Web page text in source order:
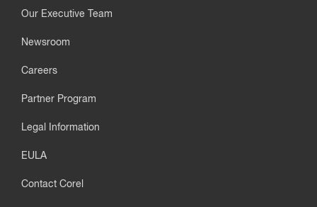
Our Executive Team
Newsroom
Careers
Partner Program
Legal Information
EULA
Contact Corel